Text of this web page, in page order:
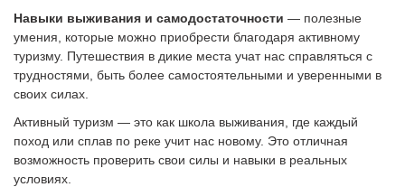
Навыки выживания и самодостаточности — полезные
умения, которые можно приобрести благодаря активному
туризму. Путешествия в дикие места учат нас справляться с
трудностями, быть более самостоятельными и уверенными в
своих силах.
Активный туризм — это как школа выживания, где каждый
поход или сплав по реке учит нас новому. Это отличная
возможность проверить свои силы и навыки в реальных
условиях.